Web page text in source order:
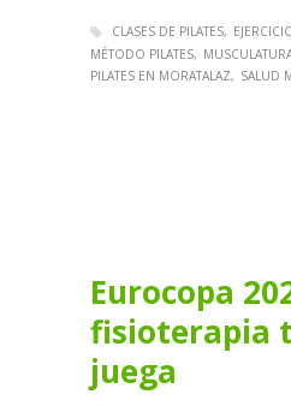
CLASES DE PILATES
MÉTODO PILATES
PILATES EN MORATALAZ
SALUD
Eurocopa
fisioterapia
juega